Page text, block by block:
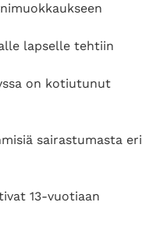
lapselle tehtiin
on kotiutunut
sairastumasta eri
13-vuotiaan